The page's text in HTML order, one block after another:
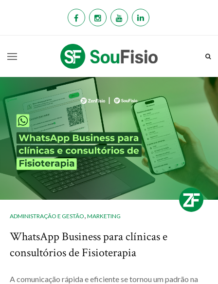
ADMINISTRAÇÃO E GESTÃO, MARKETING
WhatsApp Business para clínicas e
consultórios de Fisioterapia
A comunicação rápida e eficiente se tornou um padrão na